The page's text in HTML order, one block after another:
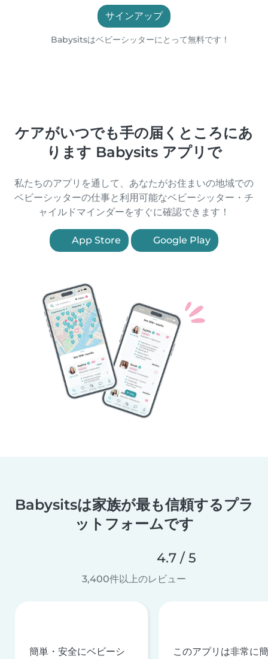
サインアップ
Babysitsはベビーシッターにとって無料です！
ケアがいつでも手の届くところにあ
ります Babysits アプリで
私たちのアプリを通して、あなたがお住まいの地域での
ベビーシッターの仕事と利用可能なベビーシッター・チ
ャイルドマインダーをすぐに確認できます！
App Store Google Play
Babysitsは家族が最も信頼するプラ
ットフォームです
4.7 / 5
3,400件以上のレビュー
簡単・安全にベビーシ
このアプリは非常に簡